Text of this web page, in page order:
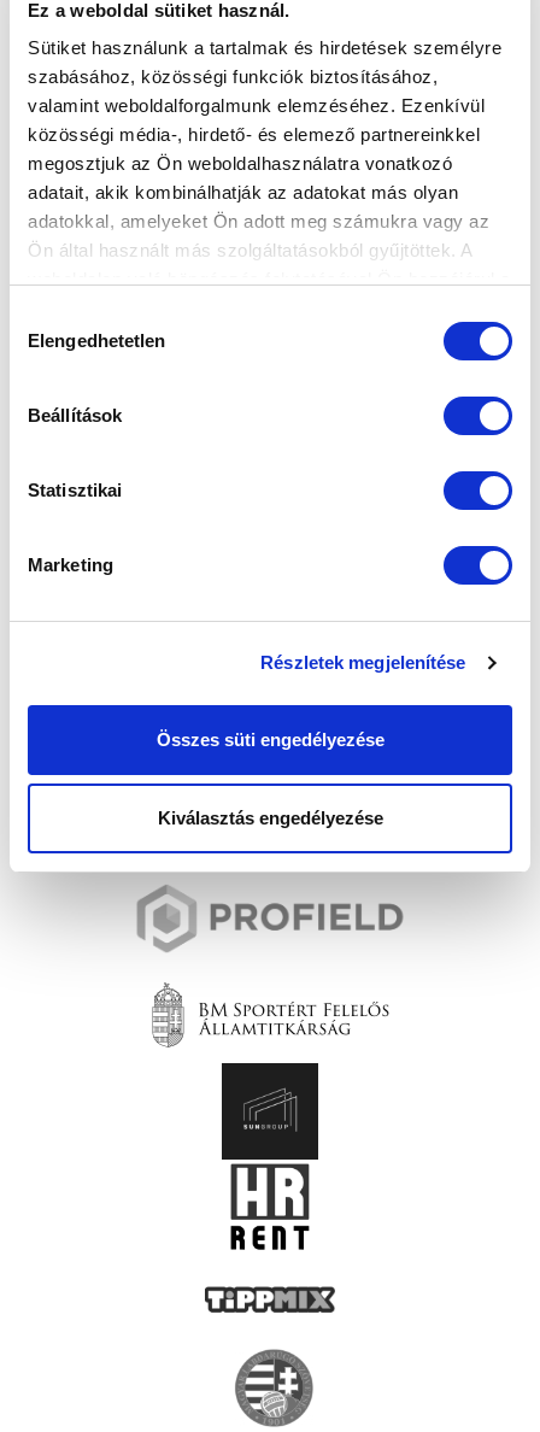
Ez a weboldal sütiket használ.
Sütiket használunk a tartalmak és hirdetések személyre
szabásához, közösségi funkciók biztosításához,
valamint weboldalforgalmunk elemzéséhez. Ezenkívül
közösségi média-, hirdető- és elemező partnereinkkel
megosztjuk az Ön weboldalhasználatra vonatkozó
adatait, akik kombinálhatják az adatokat más olyan
adatokkal, amelyeket Ön adott meg számukra vagy az
Ön által használt más szolgáltatásokból gyűjtöttek. A
kiválasztása
Elengedhetetlen
Beállítások
Statisztikai
Marketing
Részletek megjelenítése
Összes süti engedélyezése
Kiválasztás engedélyezése
Ne maradjon le egy eseményről sem! Iratkozzon fel ingyenes
hírlevelünkre: